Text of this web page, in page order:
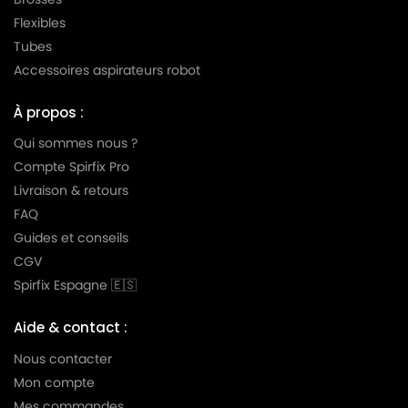
NILFISK
NILFISK
NILFISK
NILFISK
NILFISK 107412664
NILFISK
NILFISK
NILFISK
NILFISK 107412873 - VP300 ECO EU
NILFISK
NILFISK 107412879 - VP300 CH
NILFISK
NILFISK 107413007
NILFISK 107413075
Flexibles
Tubes
Accessoires aspirateurs robot
À propos :
Qui sommes nous ?
Compte Spirfix Pro
Livraison & retours
FAQ
Guides et conseils
CGV
Spirfix Espagne 🇪🇸
Aide & contact :
Nous contacter
Mon compte